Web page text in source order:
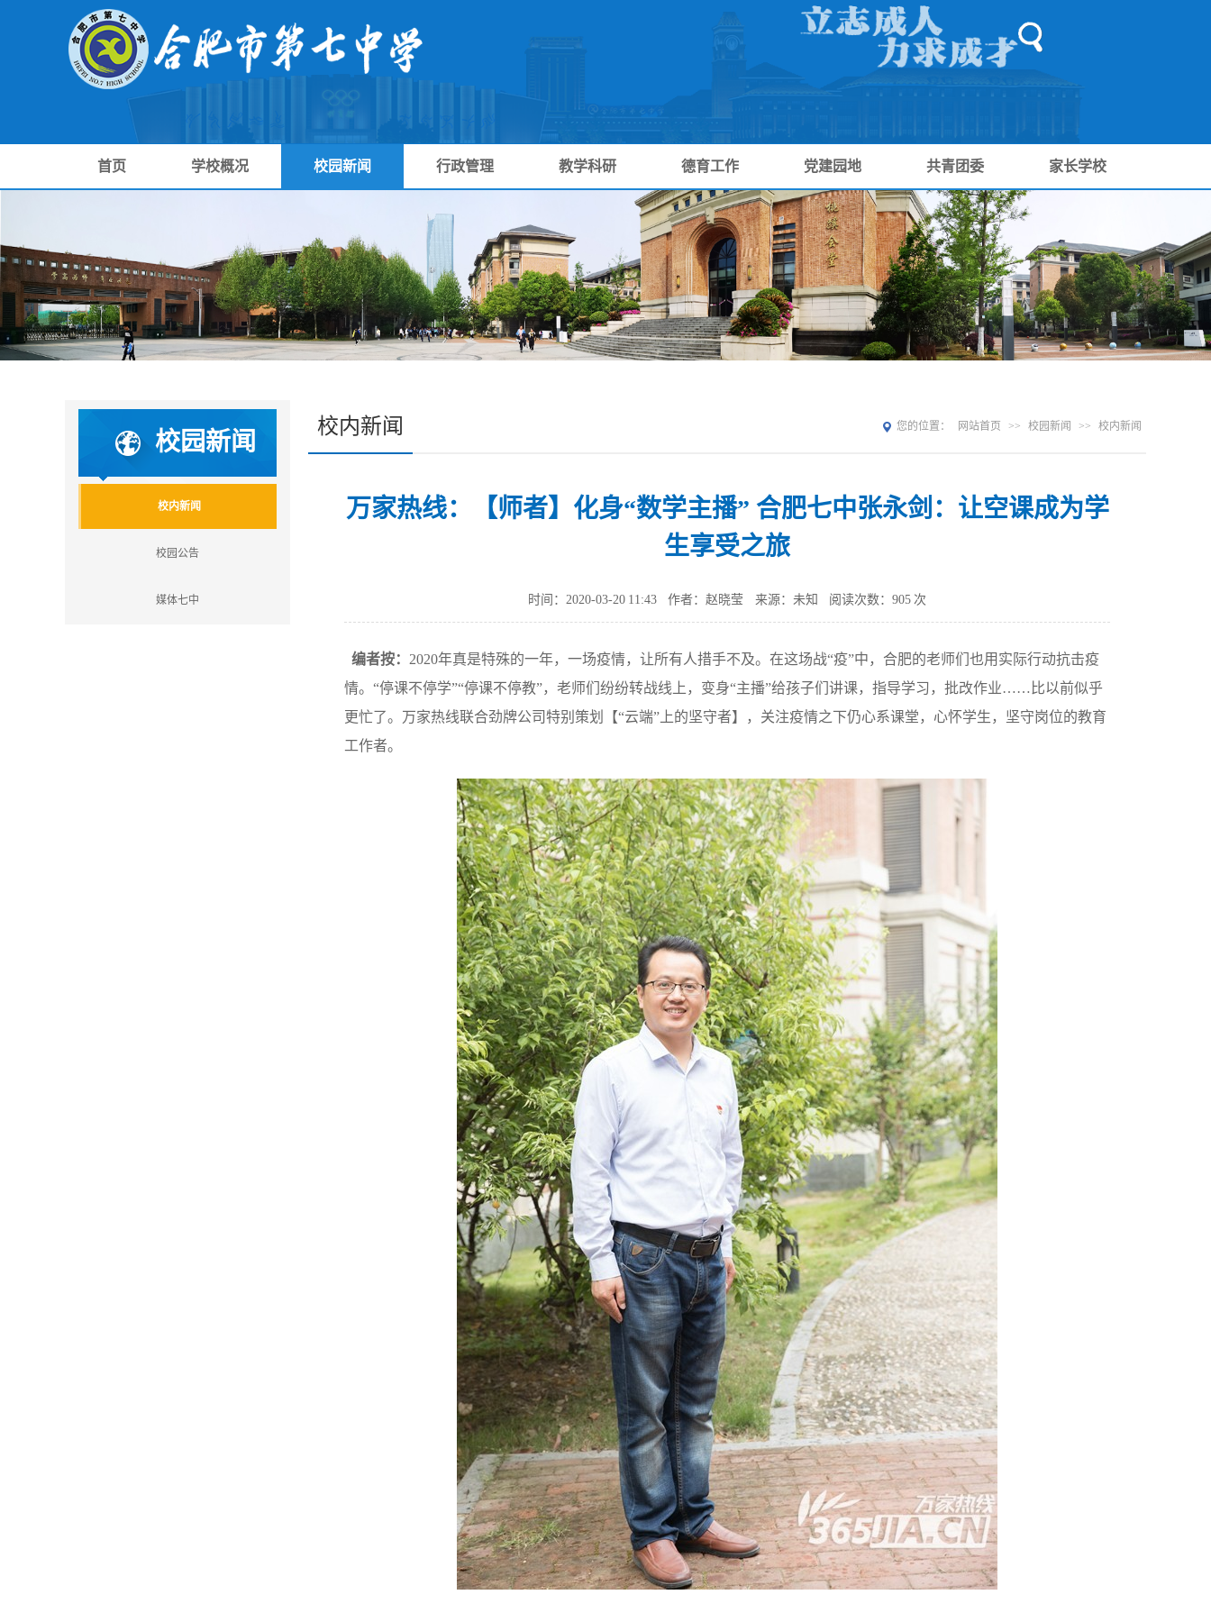
首页 学校概况 校园新闻 行政管理 教学科研 德育工作 党建园地 共青团委 家长学校
校园新闻
校内新闻
校园公告
媒体七中
您的位置： 网站首页 >> 校园新闻 >> 校内新闻
校内新闻
万家热线：【师者】化身“数学主播” 合肥七中张永剑：让空课成为学
生享受之旅
时间：2020-03-20 11:43 作者：赵晓莹 来源：未知 阅读次数：905 次
编者按： 2020年真是特殊的一年，一场疫情，让所有人措手不及。在这场战“疫”中，合肥的老师们也用实际行动抗击疫
情。“停课不停学”“停课不停教”，老师们纷纷转战线上，变身“主播”给孩子们讲课，指导学习，批改作业……比以前似乎
更忙了。万家热线联合劲牌公司特别策划【“云端”上的坚守者】，关注疫情之下仍心系课堂，心怀学生，坚守岗位的教育
工作者。